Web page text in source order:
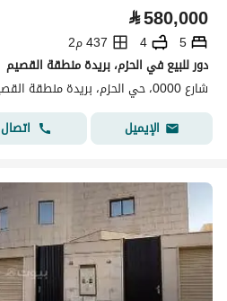
⃁580,000
5
4
437 م2
دور للبيع في الحزم، بريدة منطقة القصيم
شارع 0000، حي الحزم، بريدة منطقة القصيم
الإيميل
اتصال